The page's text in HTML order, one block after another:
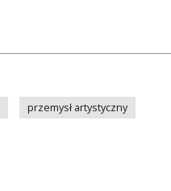
przemysł artystyczny